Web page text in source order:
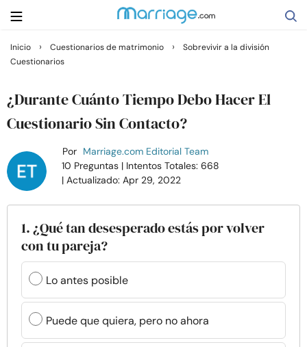
Buscar
Casarse
Relaciones
Familia
Ayuda
Cursos
Recursos
Inicio › Cuestionarios de matrimonio › Sobrevivir a la división
Cuestionarios
¿Durante Cuánto Tiempo Debo Hacer El
Cuestionario Sin Contacto?
Por Marriage.com Editorial Team
10 Preguntas | Intentos Totales: 668
| Actualizado: Apr 29, 2022
1. ¿Qué tan desesperado estás por volver
con tu pareja?
Lo antes posible
Puede que quiera, pero no ahora